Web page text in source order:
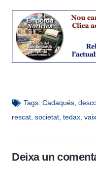
Tags: Cadaqués,
rescat societat tedax
Deixa un